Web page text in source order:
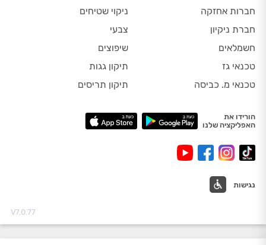
חברות אחזקה
חברת ניקיון
חשמלאים
טכנאי גז
טכנאי מ. כביסה
ניקוי שטיחים
צבעי
שיפוצים
תיקון גגות
תיקון תריסים
הורידו את
האפליקציה שלנו
נגישות
V7.0.77